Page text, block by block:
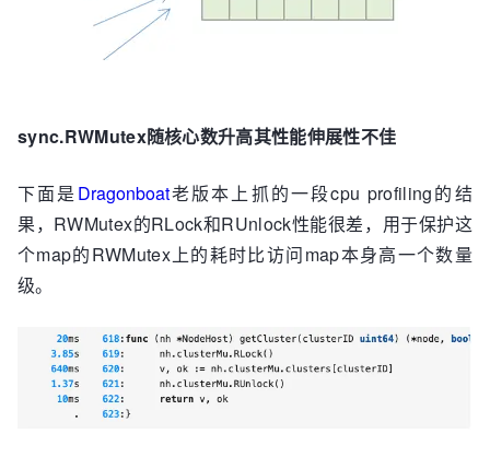
sync.RWMutex随核心数升高其性能伸展性不佳
下面是 Dragonboat老版本上抓的一段cpu profiling的结
果，RWMutex的RLock和RUnlock性能很差，用于保护这
个map的RWMutex上的耗时比访问map本身高一个数量
级。